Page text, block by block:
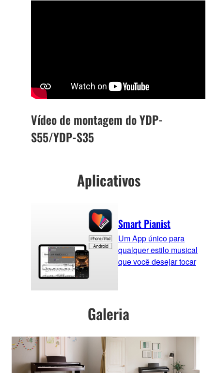
Vídeo de montagem do YDP-
S55/YDP-S35
Aplicativos
Smart Pianist
Um App único para
qualquer estilo musical
que você desejar tocar
Galeria